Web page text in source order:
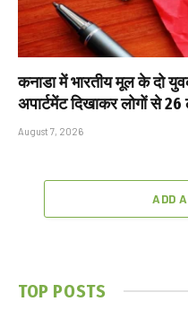
कनाडा में भारतीय मूल के दो
अपार्टमेंट दिखाकर लोगों से
August 7, 2026
ADD
TOP POSTS